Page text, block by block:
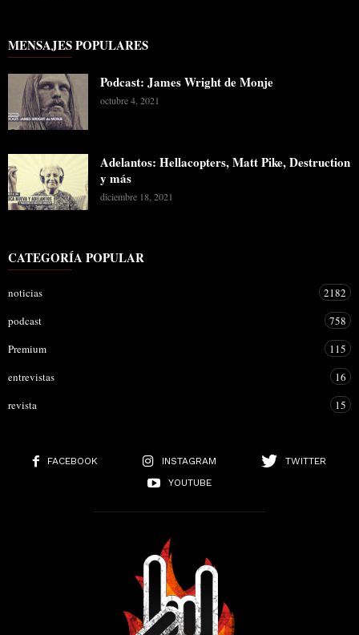
MENSAJES POPULARES
Podcast: James Wright de Monje
octubre 4, 2021
Adelantos: Hellacopters, Matt Pike, Destruction
y más
diciembre 18, 2021
CATEGORÍA POPULAR
noticias
2182
podcast
758
Premium
115
entrevistas
16
revista
15
FACEBOOK INSTAGRAM
TWITTER
YOUTUBE